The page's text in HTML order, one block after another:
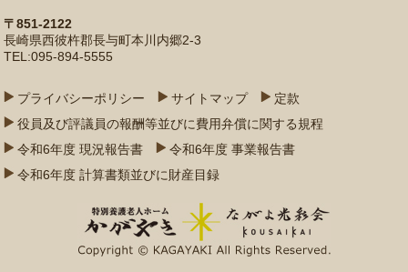
〒851-2122
長崎県西彼杵郡長与町本川内郷2-3
TEL:095-894-5555
プライバシーポリシー サイトマップ
定款
役員及び評議員の報酬等並びに費用弁償に関する規程
令和6年度 現況報告書
令和6年度 事業報告書
令和6年度 計算書類並びに財産目録